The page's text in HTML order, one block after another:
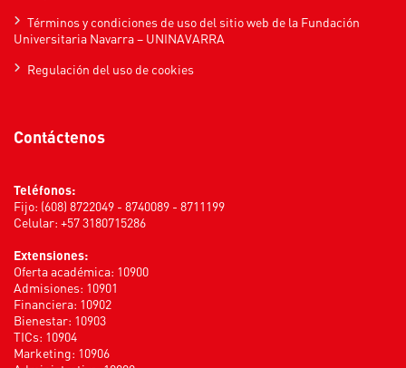
Términos y condiciones de uso del sitio web de la Fundación
Universitaria Navarra – UNINAVARRA
Regulación del uso de cookies
Contáctenos
Teléfonos:
Fijo: (608) 8722049 - 8740089 - 8711199
Celular: +57 3180715286
Extensiones:
Oferta académica: 10900
Admisiones: 10901
Financiera: 10902
Bienestar: 10903
TICs: 10904
Marketing: 10906